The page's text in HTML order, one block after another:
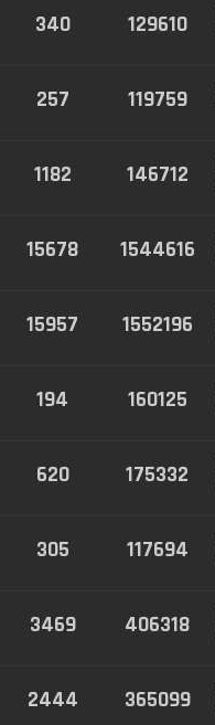
340 129610
257 119759
1182 146712
15678 1544616
15957 1552196
194 160125
620 175332
305 117694
3469 406318
2444 365099